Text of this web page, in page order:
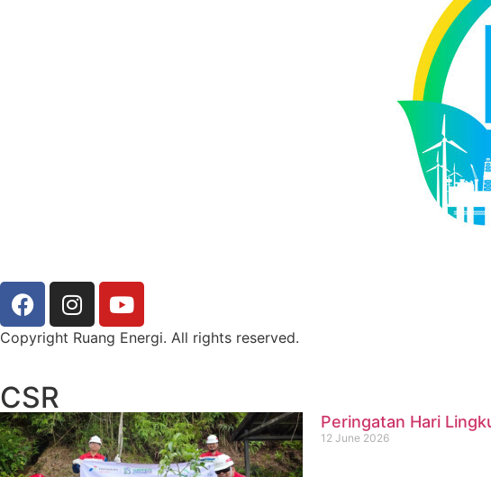
Copyright Ruang Energi. All rights reserved.
CSR
Peringatan Hari
12 June 2026